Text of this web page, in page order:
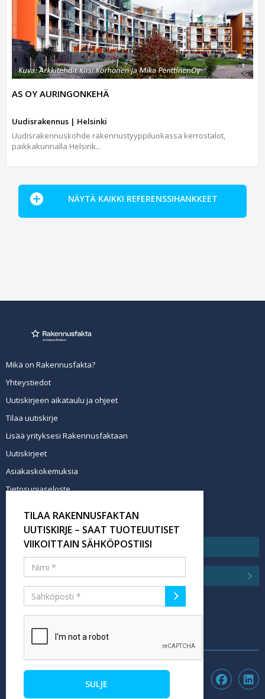
AS OY AURINGONKEHÄ
Uudisrakennus | Helsinki
Uudisrakennuskohde rakennustyyppiluokassa kerrostalot,
paikkakunnalla Helsink...
NÄYTÄ KAIKKI REFERENSSIHANKKEET
Mikä on Rakennusfakta?
Yhteystiedot
Uutiskirjeen aikataulu ja ohjeet
Tilaa uutiskirje
Lisää yrityksesi Rakennusfaktaan
Uutiskirjeet
Asiakaskokemuksia
Tietosuojaseloste
Tilaa uutiskirje
TILAA RAKENNUSFAKTAN
UUTISKIRJE – SAAT TUOTEUUTISET
VIIKOITTAIN SÄHKÖPOSTIISI
SULJE